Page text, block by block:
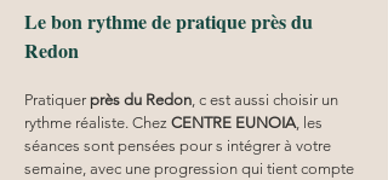
Le bon rythme de pratique près du
Redon
Pratiquer près du Redon , c est aussi choisir un
rythme réaliste. Chez CENTRE EUNOIA , les
séances sont pensées pour s intégrer à votre
semaine, avec une progression qui tient compte